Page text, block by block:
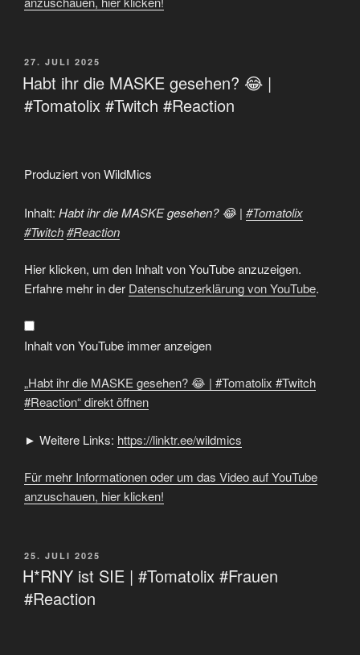
VERÖFFENTLICHT
AM
27. JULI 2025
Habt ihr die MASKE gesehen? 😂 |
#Tomatolix #Twitch #Reaction
Produziert von WildMics
Inhalt: Habt ihr die MASKE gesehen? 😂 | #Tomatolix
#Twitch#Reaction
„Habt
ihr
die
MASKE
😂
|
#Tomatolix
#Twitch
von
YouTube
anzeigen
Hier klicken, um den Inhalt von YouTube anzuzeigen.
Erfahre mehr in der Datenschutzerklärung von YouTube.
Inhalt von YouTube immer anzeigen
„Habt ihr die MASKE gesehen? 😂 | #Tomatolix #Twitch
#Reaction“ direkt öffnen
► Weitere Links: https://linktr.ee/wildmics
Für mehr Informationen oder um das Video auf YouTube
anzuschauen, hier klicken!
VERÖFFENTLICHT
AM
25. JULI 2025
H*RNY ist SIE | #Tomatolix #Frauen
#Reaction